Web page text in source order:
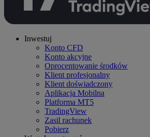
Inwestuj
Konto CFD
Konto akcyjne
Oprocentowanie środków
Klient profesjonalny
Klient doświadczony
Aplikacja Mobilna
Platforma MT5
TradingView
Zasil rachunek
Pobierz